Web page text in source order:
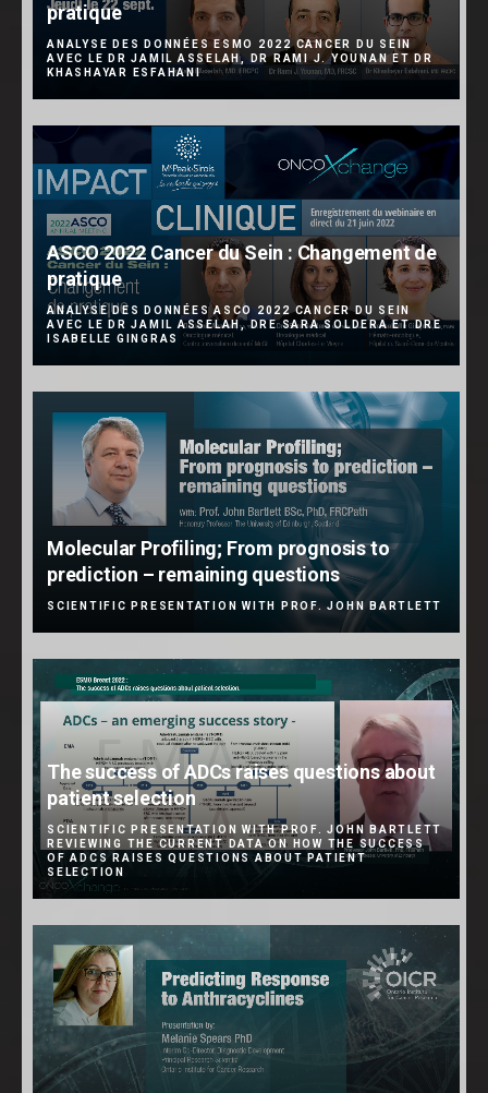
pratique
ANALYSE DES DONNÉES ESMO 2022 CANCER DU SEIN
AVEC LE DR JAMIL ASSELAH, DR RAMI J. YOUNAN ET DR
KHASHAYAR ESFAHANI
ASCO 2022 Cancer du Sein : Changement de
pratique
ANALYSE DES DONNÉES ASCO 2022 CANCER DU SEIN
AVEC LE DR JAMIL ASSELAH, DRE SARA SOLDERA ET DRE
ISABELLE GINGRAS
Molecular Profiling; From prognosis to
prediction – remaining questions
SCIENTIFIC PRESENTATION WITH PROF. JOHN BARTLETT
The success of ADCs raises questions about
patient selection
SCIENTIFIC PRESENTATION WITH PROF. JOHN BARTLETT
REVIEWING THE CURRENT DATA ON HOW THE SUCCESS
OF ADCS RAISES QUESTIONS ABOUT PATIENT
SELECTION